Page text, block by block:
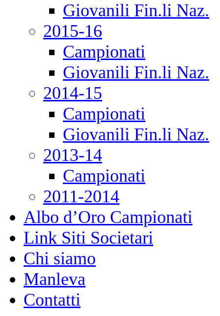
Giovanili Fin.li Naz.
2015-16
Campionati
Giovanili Fin.li Naz.
2014-15
Campionati
Giovanili Fin.li Naz.
2013-14
Campionati
2011-2014
Albo d’Oro Campionati
Link Siti Societari
Chi siamo
Manleva
Contatti